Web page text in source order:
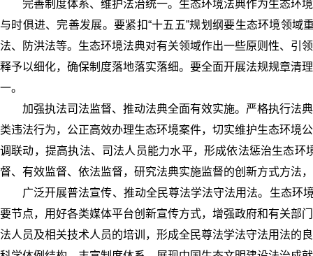
完善制度体系、维护法治统一。生态环境法典作为生态环
与时俱进、完善发展。要紧扣“十五五”规划纲要生态环境领
法、防洪法等。生态环境法典对有关领域作出一些原则性、引
释予以细化，确保制度落地落实落细。要全面开展法规规章清
一。
加强执法司法监督、推动法典全面有效实施。严格执行法
类违法行为，公正高效办理生态环境案件，切实维护生态环境
调联动，提高执法、司法人员能力水平，形成依法惩治生态
督、有效监督、依法监督，研究法典实施监督的创新方式方法
广泛开展普法宣传、推动全民尊法学法守法用法。生态环
要节点，用好各类媒体平台创新宣传方式，增强政府和有关部
法人员及相关技术人员的培训，形成全民尊法学法守法用法的